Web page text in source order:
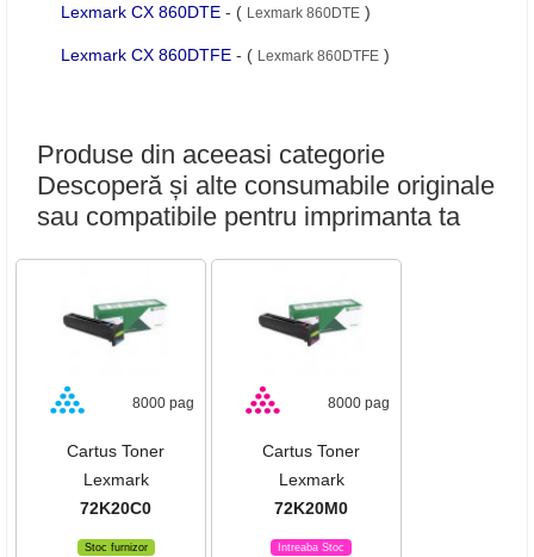
Lexmark CX 860DTE - ( Lexmark 860DTE)
Lexmark CX 860DTFE - ( Lexmark 860DTFE)
Produse din aceeasi categorie
Descoperă și alte consumabile originale
sau compatibile pentru imprimanta ta
8000 pag
Cartus Toner
Lexmark
72K20C0
Stoc furnizor
8000 pag
Cartus Toner
Lexmark
72K20M0
Intreaba Stoc